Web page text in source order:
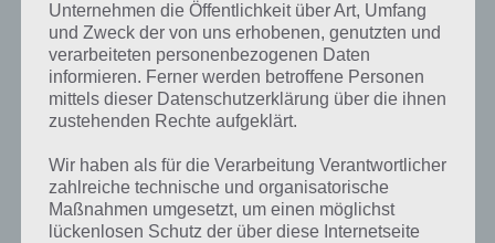
Kurze Begriffserklärung zur Lösung Katze
Katze ist die Lösung für das tägliche Rätsel am 1.10.2023 in 4 Bilder 1
Wort, doch welche Bedeutung hat dieses eigentlich und was gibt es
dazu zu wissen? Passt das Wort auch zu Hier spukts? Zu bestimmten
Begriffserklärung!
Zu Katze haben wir zunächst keine weiteren Informationen parat!
Unternehmen die Öffentlichkeit über Art, Umfang
und Zweck der von uns erhobenen, genutzten und
verarbeiteten personenbezogenen Daten
informieren. Ferner werden betroffene Personen
mittels dieser Datenschutzerklärung über die ihnen
zustehenden Rechte aufgeklärt.
Wir haben als für die Verarbeitung Verantwortlicher
zahlreiche technische und organisatorische
Maßnahmen umgesetzt, um einen möglichst
lückenlosen Schutz der über diese Internetseite